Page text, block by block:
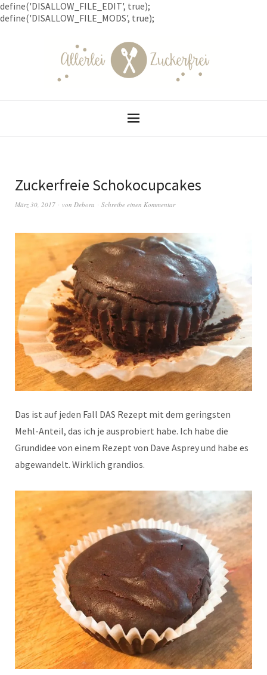
define('DISALLOW_FILE_EDIT', true);
define('DISALLOW_FILE_MODS', true);
Zuckerfreie Schokocupcakes
März 30, 2017 von Debora Schreibe einen Kommentar
Das ist auf jeden Fall DAS Rezept mit dem geringsten
Mehl-Anteil, das ich je ausprobiert habe. Ich habe die
Grundidee von einem Rezept von Dave Asprey und habe es
abgewandelt. Wirklich grandios.